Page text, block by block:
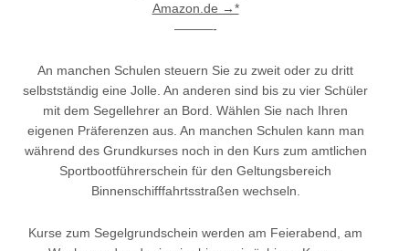
Amazon.de →*
———-
An manchen Schulen steuern Sie zu zweit oder zu dritt
selbstständig eine Jolle. An anderen sind bis zu vier Schüler
mit dem Segellehrer an Bord. Wählen Sie nach Ihren
eigenen Präferenzen aus. An manchen Schulen kann man
während des Grundkurses noch in den Kurs zum amtlichen
Sportbootführerschein für den Geltungsbereich
Binnenschifffahrtsstraßen wechseln.
Kurse zum Segelgrundschein werden am Feierabend, am